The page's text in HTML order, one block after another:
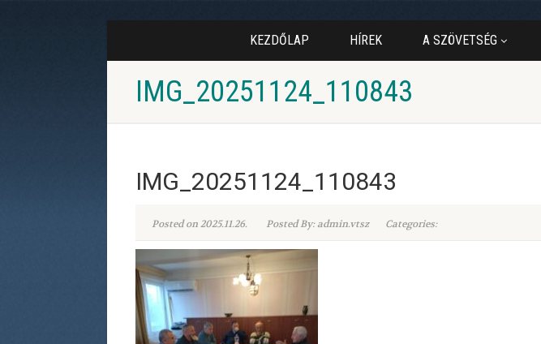
KEZDŐLAP HÍREK A SZÖVETSÉG
IMG_20251124_110843
IMG_20251124_110843
Posted on 2025.11.26. Posted By: admin.vtsz Categories: